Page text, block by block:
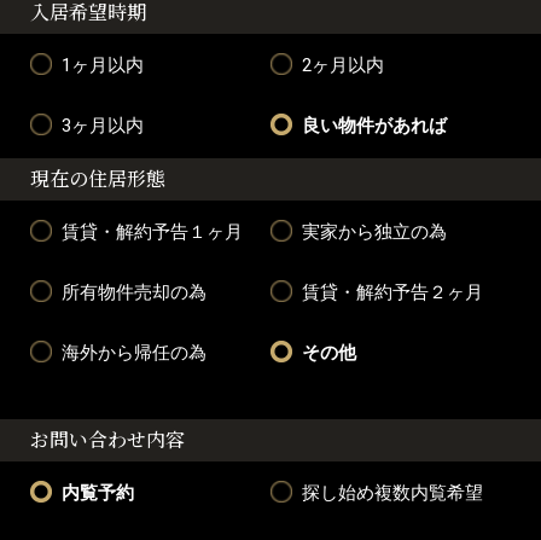
入居希望時期
1ヶ月以内 2ヶ月以内
3ヶ月以内 良い物件があれば
現在の住居形態
賃貸・解約予告１ヶ月 実家から独立の為
所有物件売却の為 賃貸・解約予告２ヶ月
海外から帰任の為 その他
お問い合わせ内容
内覧予約 探し始め複数内覧希望